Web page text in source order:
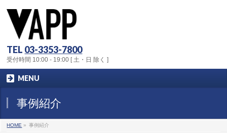
TEL 03-3353-7800
受付時間 10:00 - 19:00 [ 土・日 除く ]
MENU
事例紹介
HOME » 事例紹介